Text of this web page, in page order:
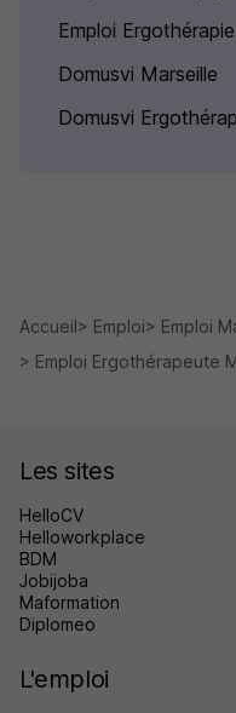
Emploi
Domusvi Marseille
Domusvi
Accueil Emploi Emploi
Emploi Ergothérapeute
Les sites
HelloCV
Helloworkplace
BDM
Jobijoba
Maformation
Diplomeo
L'emploi